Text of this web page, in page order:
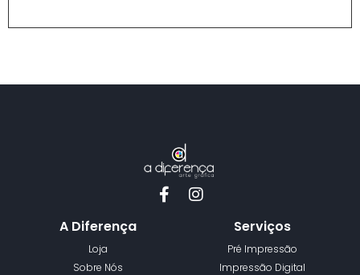
A Diferença
Loja
Sobre Nós
Serviços
Pré Impressão
Impressão Digital